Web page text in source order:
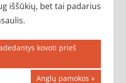
iššūkių, bet tai padarius
kovoti prieš
Next
Anglų pamokos